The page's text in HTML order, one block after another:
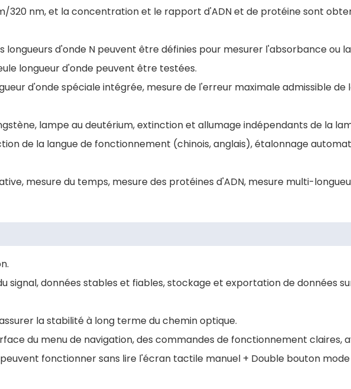
nm, et la concentration et le rapport d'ADN et de protéine sont
d'onde N peuvent être définies pour mesurer l'absorbance ou la
longueur d'onde peuvent être testées.
d'onde spéciale intégrée, mesure de l'erreur maximale admissible de
lampe au deutérium, extinction et allumage indépendants de la
de la langue de fonctionnement (chinois, anglais), étalonnage
mesure du temps, mesure des protéines d'ADN, mesure multi-
données stables et fiables, stockage et exportation de données
la stabilité à long terme du chemin optique.
du menu de navigation, des commandes de fonctionnement claires,
fonctionner sans lire l'écran tactile manuel + Double bouton